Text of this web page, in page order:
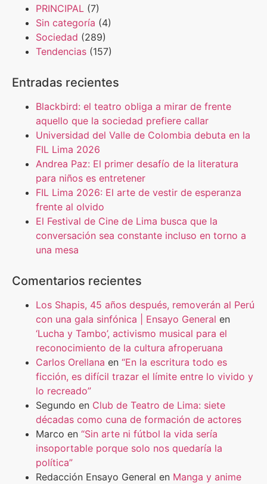
PRINCIPAL (7)
Sin categoría (4)
Sociedad (289)
Tendencias (157)
Entradas recientes
Blackbird: el teatro obliga a mirar de frente
aquello que la sociedad prefiere callar
Universidad del Valle de Colombia debuta en la
FIL Lima 2026
Andrea Paz: El primer desafío de la literatura
para niños es entretener
FIL Lima 2026: El arte de vestir de esperanza
frente al olvido
El Festival de Cine de Lima busca que la
conversación sea constante incluso en torno a
una mesa
Comentarios recientes
Los Shapis, 45 años después, removerán al Perú
con una gala sinfónica | Ensayo General en
‘Lucha y Tambo’, activismo musical para el
reconocimiento de la cultura afroperuana
Carlos Orellana en “En la escritura todo es
ficción, es difícil trazar el límite entre lo vivido y
lo recreado”
Segundo en Club de Teatro de Lima: siete
décadas como cuna de formación de actores
Marco en “Sin arte ni fútbol la vida sería
insoportable porque solo nos quedaría la
política”
Redacción Ensayo General en Manga y anime